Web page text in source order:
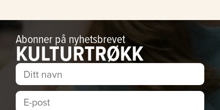
Abonner på nyhetsbrevet
KULTURTRØKK